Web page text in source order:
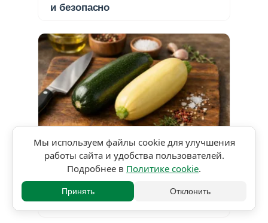
и безопасно
★★★★★ 5,0 • 2 оценки
438 4 мин чтения
Кабачок и цукини: в чём разница?
Мы используем файлы cookie для улучшения
работы сайта и удобства пользователей.
Подробнее в Политике cookie.
Принять Отклонить